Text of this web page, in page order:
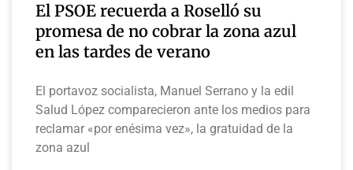
El PSOE recuerda a Roselló su
promesa de no cobrar la zona azul
en las tardes de verano
El portavoz socialista, Manuel Serrano y la edil
Salud López comparecieron ante los medios para
reclamar «por enésima vez», la gratuidad de la
zona azul